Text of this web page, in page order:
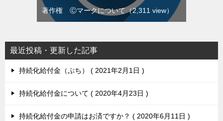
著作権 Ⓒマークについて （2,311 view）
最近投稿・更新した記事
持続化給付金（ぷち） 2021年2月1日
持続化給付金について 2020年4月23日
持続化給付金の申請はお済ですか？ 2020年6月11日